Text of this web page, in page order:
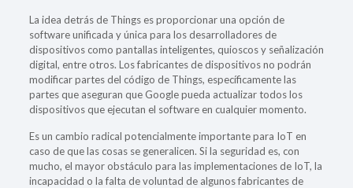
La idea detrás de Things es proporcionar una opción de
software unificada y única para los desarrolladores de
dispositivos como pantallas inteligentes, quioscos y señalización
digital, entre otros. Los fabricantes de dispositivos no podrán
modificar partes del código de Things, específicamente las
partes que aseguran que Google pueda actualizar todos los
dispositivos que ejecutan el software en cualquier momento.
Es un cambio radical potencialmente importante para IoT en
caso de que las cosas se generalicen. Si la seguridad es, con
mucho, el mayor obstáculo para las implementaciones de IoT, la
incapacidad o la falta de voluntad de algunos fabricantes de